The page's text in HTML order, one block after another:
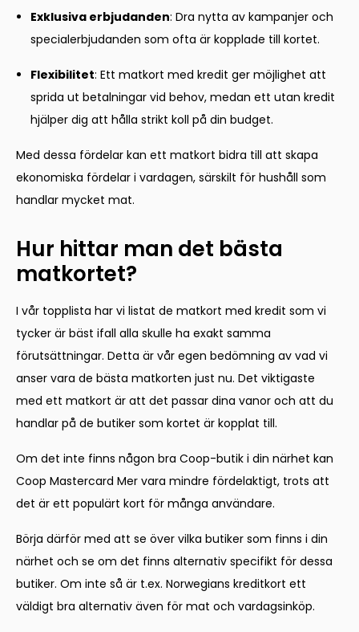
Exklusiva erbjudanden: Dra nytta av kampanjer och
specialerbjudanden som ofta är kopplade till kortet.
Flexibilitet: Ett matkort med kredit ger möjlighet att
sprida ut betalningar vid behov, medan ett utan kredit
hjälper dig att hålla strikt koll på din budget.
Med dessa fördelar kan ett matkort bidra till att skapa
ekonomiska fördelar i vardagen, särskilt för hushåll som
handlar mycket mat.
Hur hittar man det bästa
matkortet?
I vår topplista har vi listat de matkort med kredit som vi
tycker är bäst ifall alla skulle ha exakt samma
förutsättningar. Detta är vår egen bedömning av vad vi
anser vara de bästa matkorten just nu. Det viktigaste
med ett matkort är att det passar dina vanor och att du
handlar på de butiker som kortet är kopplat till.
Om det inte finns någon bra Coop-butik i din närhet kan
Coop Mastercard Mer vara mindre fördelaktigt, trots att
det är ett populärt kort för många användare.
Börja därför med att se över vilka butiker som finns i din
närhet och se om det finns alternativ specifikt för dessa
butiker. Om inte så är t.ex. Norwegians kreditkort ett
väldigt bra alternativ även för mat och vardagsinköp.